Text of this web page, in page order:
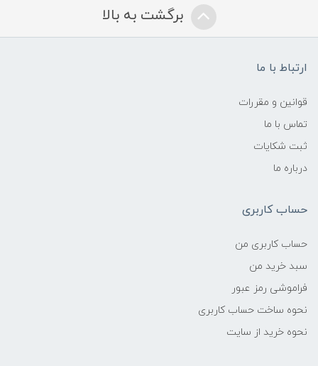
برگشت به بالا
ارتباط با ما
قوانین و مقررات
تماس با ما
ثبت شکایات
درباره ما
حساب کاربری
حساب کاربری من
سبد خرید من
فراموشی رمز عبور
نحوه ساخت حساب کاربری
نحوه خرید از سایت